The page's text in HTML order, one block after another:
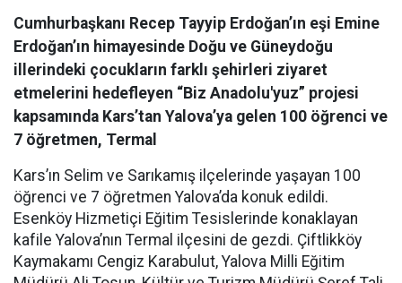
Cumhurbaşkanı Recep Tayyip Erdoğan’ın eşi Emine
Erdoğan’ın himayesinde Doğu ve Güneydoğu
illerindeki çocukların farklı şehirleri ziyaret
etmelerini hedefleyen “Biz Anadolu'yuz” projesi
kapsamında Kars’tan Yalova’ya gelen 100 öğrenci ve
7 öğretmen, Termal
Kars’ın Selim ve Sarıkamış ilçelerinde yaşayan 100
öğrenci ve 7 öğretmen Yalova’da konuk edildi.
Esenköy Hizmetiçi Eğitim Tesislerinde konaklayan
kafile Yalova’nın Termal ilçesini de gezdi. Çiftlikköy
Kaymakamı Cengiz Karabulut, Yalova Milli Eğitim